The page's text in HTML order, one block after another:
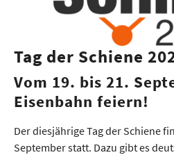
Tag der Schiene
Vom 19. bis 21.
Eisenbahn feiern!
Der diesjährige Tag der Schiene
September statt. Dazu gibt es